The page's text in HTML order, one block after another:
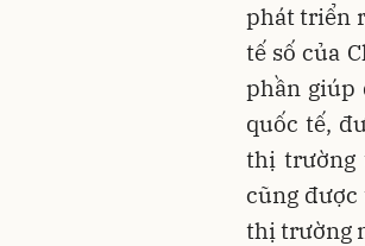
phát triển
tế số của
phần giúp
quốc tế,
thị trường
cũng được
thị trường